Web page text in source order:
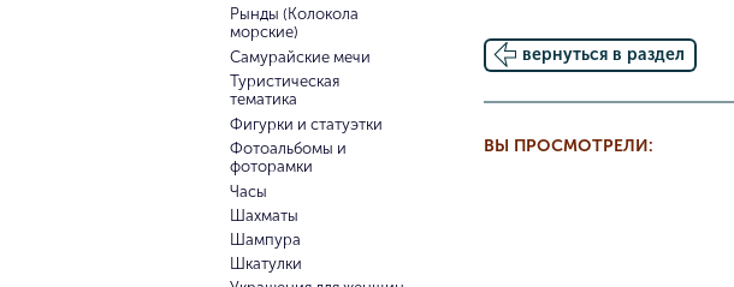
Рынды (Колокола
морские)
Самурайские мечи
Туристическая
тематика
Фигурки и статуэтки
Фотоальбомы и
фоторамки
Часы
Шахматы
Шампура
Шкатулки
вернуться в раздел
ВЫ ПРОСМОТРЕЛИ: